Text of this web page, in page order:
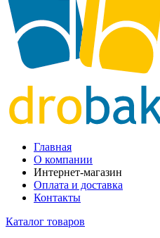
Главная
О компании
Интернет-магазин
Оплата и доставка
Контакты
Каталог товаров